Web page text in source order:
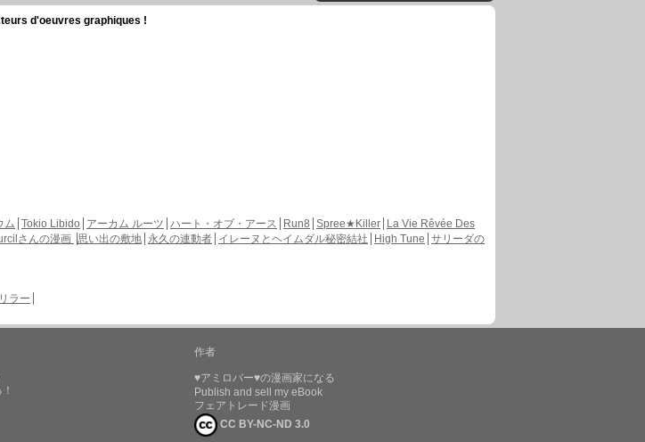
d'oeuvres graphiques !
ム Tokio Libido アーカム ルーツ ハート・オブ・アース Run8 Spree★Killer
La Vie Rêvée Des
さんの漫画 思い出の敷地 永久の連動者 イレーヌとヘイムダル秘密結社 High Tune サリーダの
ラー
作者
♥アミロバー♥の漫画家になる
Publish and sell my eBook
フェアトレード漫画
CC BY-NC-ND 3.0